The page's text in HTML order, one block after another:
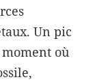
Un pic
où